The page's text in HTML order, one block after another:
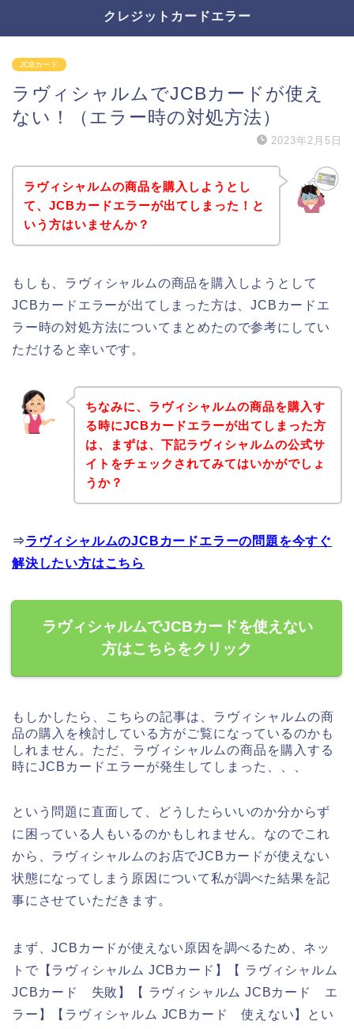
クレジットカードエラー
JCBカード
ラヴィシャルムでJCBカードが使え
ない！（エラー時の対処方法）
2023年2月5日
ラヴィシャルムの商品を購入しようとし
て、JCBカードエラーが出てしまった！と
いう方はいませんか？
もしも、ラヴィシャルムの商品を購入しようとして
JCBカードエラーが出てしまった方は、JCBカードエ
ラー時の対処方法についてまとめたので参考にしてい
ただけると幸いです。
ちなみに、ラヴィシャルムの商品を購入す
る時にJCBカードエラーが出てしまった方
は、まずは、下記ラヴィシャルムの公式サ
イトをチェックされてみてはいかがでしょ
うか？
⇒ラヴィシャルムのJCBカードエラーの問題を今すぐ
解決したい方はこちら
ラヴィシャルムでJCBカードを使えない
方はこちらをクリック
もしかしたら、こちらの記事は、ラヴィシャルムの商
品の購入を検討している方がご覧になっているのかも
しれません。ただ、ラヴィシャルムの商品を購入する
時にJCBカードエラーが発生してしまった、、、
という問題に直面して、どうしたらいいのか分からず
に困っている人もいるのかもしれません。なのでこれ
から、ラヴィシャルムのお店でJCBカードが使えない
状態になってしまう原因について私が調べた結果を記
事にさせていただきます。
まず、JCBカードが使えない原因を調べるため、ネッ
トで【ラヴィシャルム JCBカード】【 ラヴィシャルム
JCBカード 失敗】【 ラヴィシャルム JCBカード エ
ラー】【ラヴィシャルム JCBカード 使えない】とい